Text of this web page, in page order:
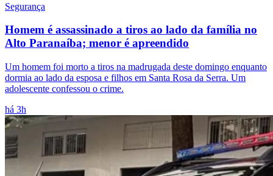
Segurança
Homem é assassinado a tiros ao lado da família no
Alto Paranaíba; menor é apreendido
Um homem foi morto a tiros na madrugada deste domingo enquanto
dormia ao lado da esposa e filhos em Santa Rosa da Serra. Um
adolescente confessou o crime.
há 3h